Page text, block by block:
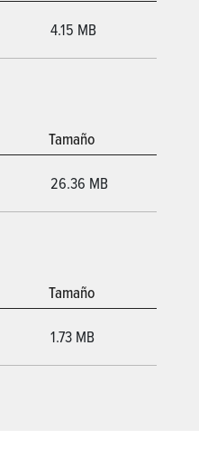
4.15 MB
Tamaño
26.36 MB
Tamaño
1.73 MB